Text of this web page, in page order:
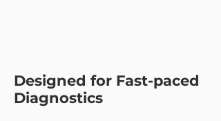
Designed for Fast-paced
Diagnostics